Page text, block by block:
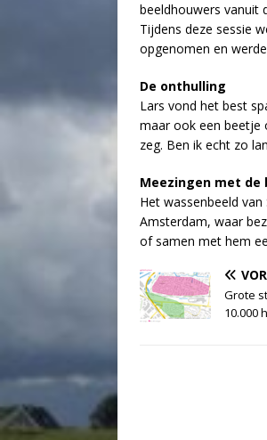
beeldhouwers vanuit
Tijdens deze sessie
opgenomen en
De onthulling
Lars vond het best
maar ook een beetje
zeg. Ben ik echt zo
Meezingen met de
Het wassenbeeld
Amsterdam, waar
of samen met hem
Grote
10.000